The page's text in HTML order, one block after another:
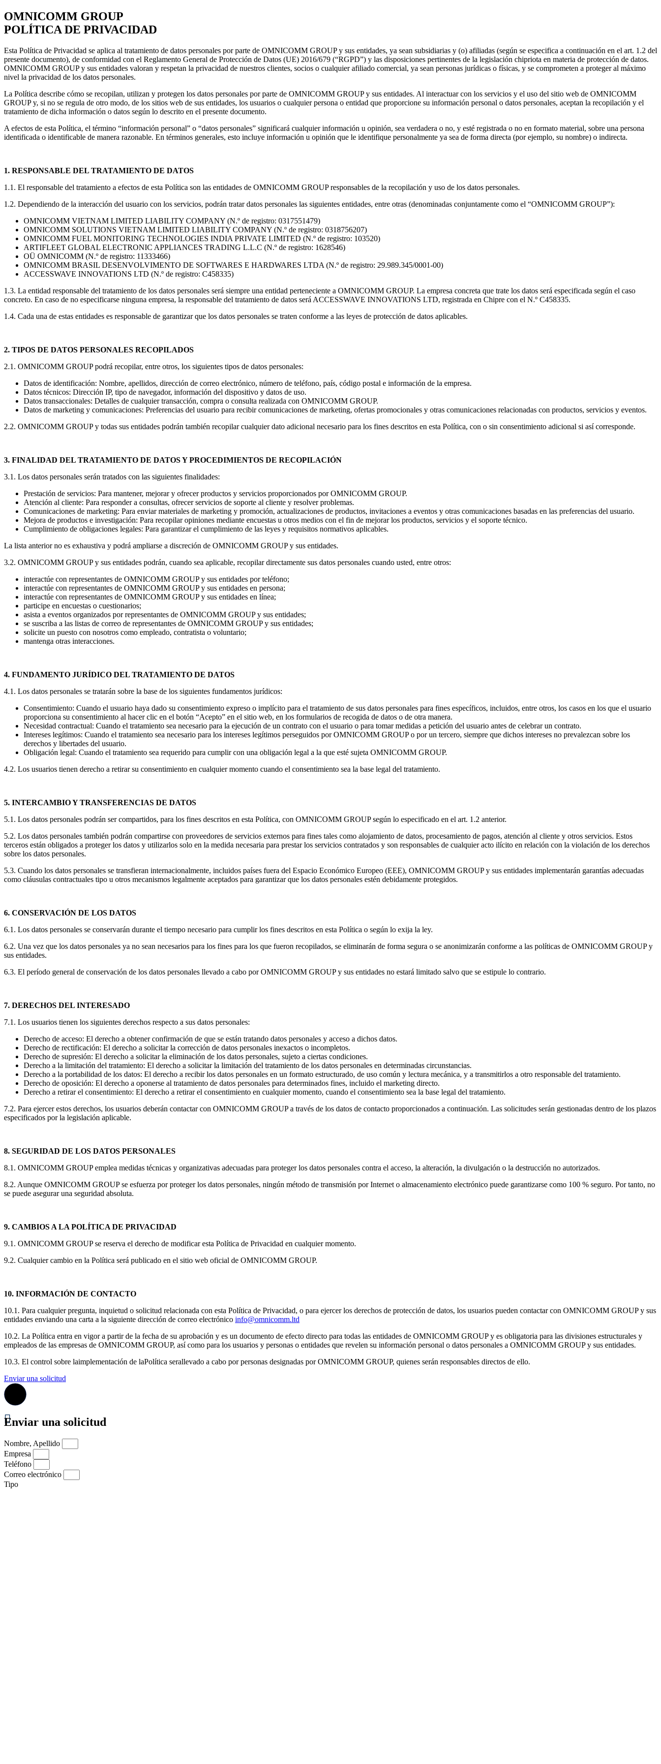
OMNICOMM GROUP
POLÍTICA DE PRIVACIDAD
Esta Política de Privacidad se aplica al tratamiento de datos personales por parte de OMNICOMM GROUP y sus entidades, ya sean subsidiarias y (o) afiliadas (según se especifica a continuación en el art. 1.2 del
presente documento), de conformidad con el Reglamento General de Protección de Datos (UE) 2016/679 (“RGPD”) y las disposiciones pertinentes de la legislación chipriota en materia de protección de datos.
OMNICOMM GROUP y sus entidades valoran y respetan la privacidad de nuestros clientes, socios o cualquier afiliado comercial, ya sean personas jurídicas o físicas, y se comprometen a proteger al máximo
nivel la privacidad de los datos personales.
La Política describe cómo se recopilan, utilizan y protegen los datos personales por parte de OMNICOMM GROUP y sus entidades. Al interactuar con los servicios y el uso del sitio web de OMNICOMM
GROUP y, si no se regula de otro modo, de los sitios web de sus entidades, los usuarios o cualquier persona o entidad que proporcione su información personal o datos personales, aceptan la recopilación y el
tratamiento de dicha información o datos según lo descrito en el presente documento.
A efectos de esta Política, el término “información personal” o “datos personales” significará cualquier información u opinión, sea verdadera o no, y esté registrada o no en formato material, sobre una persona
identificada o identificable de manera razonable. En términos generales, esto incluye información u opinión que le identifique personalmente ya sea de forma directa (por ejemplo, su nombre) o indirecta.
1. RESPONSABLE DEL TRATAMIENTO DE DATOS
1.1. El responsable del tratamiento a efectos de esta Política son las entidades de OMNICOMM GROUP responsables de la recopilación y uso de los datos personales.
1.2. Dependiendo de la interacción del usuario con los servicios, podrán tratar datos personales las siguientes entidades, entre otras (denominadas conjuntamente como el “OMNICOMM GROUP”):
OMNICOMM VIETNAM LIMITED LIABILITY COMPANY (N.º de registro: 0317551479)
OMNICOMM SOLUTIONS VIETNAM LIMITED LIABILITY COMPANY (N.º de registro: 0318756207)
OMNICOMM FUEL MONITORING TECHNOLOGIES INDIA PRIVATE LIMITED (N.º de registro: 103520)
ARTIFLEET GLOBAL ELECTRONIC APPLIANCES TRADING L.L.C (N.º de registro: 1628546)
OÜ OMNICOMM (N.º de registro: 11333466)
OMNICOMM BRASIL DESENVOLVIMENTO DE SOFTWARES E HARDWARES LTDA (N.º de registro: 29.989.345/0001-00)
ACCESSWAVE INNOVATIONS LTD (N.º de registro: C458335)
1.3. La entidad responsable del tratamiento de los datos personales será siempre una entidad perteneciente a OMNICOMM GROUP. La empresa concreta que trate los datos será especificada según el caso
concreto. En caso de no especificarse ninguna empresa, la responsable del tratamiento de datos será ACCESSWAVE INNOVATIONS LTD, registrada en Chipre con el N.º С458335.
1.4. Cada una de estas entidades es responsable de garantizar que los datos personales se traten conforme a las leyes de protección de datos aplicables.
2. TIPOS DE DATOS PERSONALES RECOPILADOS
2.1. OMNICOMM GROUP podrá recopilar, entre otros, los siguientes tipos de datos personales:
Datos de identificación: Nombre, apellidos, dirección de correo electrónico, número de teléfono, país, código postal e información de la empresa.
Datos técnicos: Dirección IP, tipo de navegador, información del dispositivo y datos de uso.
Datos transaccionales: Detalles de cualquier transacción, compra o consulta realizada con OMNICOMM GROUP.
Datos de marketing y comunicaciones: Preferencias del usuario para recibir comunicaciones de marketing, ofertas promocionales y otras comunicaciones relacionadas con productos, servicios y eventos.
2.2. OMNICOMM GROUP y todas sus entidades podrán también recopilar cualquier dato adicional necesario para los fines descritos en esta Política, con o sin consentimiento adicional si así corresponde.
3. FINALIDAD DEL TRATAMIENTO DE DATOS Y PROCEDIMIENTOS DE RECOPILACIÓN
3.1. Los datos personales serán tratados con las siguientes finalidades:
Prestación de servicios: Para mantener, mejorar y ofrecer productos y servicios proporcionados por OMNICOMM GROUP.
Atención al cliente: Para responder a consultas, ofrecer servicios de soporte al cliente y resolver problemas.
Comunicaciones de marketing: Para enviar materiales de marketing y promoción, actualizaciones de productos, invitaciones a eventos y otras comunicaciones basadas en las preferencias del usuario.
Mejora de productos e investigación: Para recopilar opiniones mediante encuestas u otros medios con el fin de mejorar los productos, servicios y el soporte técnico.
Cumplimiento de obligaciones legales: Para garantizar el cumplimiento de las leyes y requisitos normativos aplicables.
La lista anterior no es exhaustiva y podrá ampliarse a discreción de OMNICOMM GROUP y sus entidades.
3.2. OMNICOMM GROUP y sus entidades podrán, cuando sea aplicable, recopilar directamente sus datos personales cuando usted, entre otros:
interactúe con representantes de OMNICOMM GROUP y sus entidades por teléfono;
interactúe con representantes de OMNICOMM GROUP y sus entidades en persona;
interactúe con representantes de OMNICOMM GROUP y sus entidades en línea;
participe en encuestas o cuestionarios;
asista a eventos organizados por representantes de OMNICOMM GROUP y sus entidades;
se suscriba a las listas de correo de representantes de OMNICOMM GROUP y sus entidades;
solicite un puesto con nosotros como empleado, contratista o voluntario;
mantenga otras interacciones.
4. FUNDAMENTO JURÍDICO DEL TRATAMIENTO DE DATOS
4.1. Los datos personales se tratarán sobre la base de los siguientes fundamentos jurídicos:
Consentimiento: Cuando el usuario haya dado su consentimiento expreso o implícito para el tratamiento de sus datos personales para fines específicos, incluidos, entre otros, los casos en los que el usuario
proporciona su consentimiento al hacer clic en el botón “Acepto” en el sitio web, en los formularios de recogida de datos o de otra manera.
Necesidad contractual: Cuando el tratamiento sea necesario para la ejecución de un contrato con el usuario o para tomar medidas a petición del usuario antes de celebrar un contrato.
Intereses legítimos: Cuando el tratamiento sea necesario para los intereses legítimos perseguidos por OMNICOMM GROUP o por un tercero, siempre que dichos intereses no prevalezcan sobre los
derechos y libertades del usuario.
Obligación legal: Cuando el tratamiento sea requerido para cumplir con una obligación legal a la que esté sujeta OMNICOMM GROUP.
4.2. Los usuarios tienen derecho a retirar su consentimiento en cualquier momento cuando el consentimiento sea la base legal del tratamiento.
5. INTERCAMBIO Y TRANSFERENCIAS DE DATOS
5.1. Los datos personales podrán ser compartidos, para los fines descritos en esta Política, con OMNICOMM GROUP según lo especificado en el art. 1.2 anterior.
5.2. Los datos personales también podrán compartirse con proveedores de servicios externos para fines tales como alojamiento de datos, procesamiento de pagos, atención al cliente y otros servicios. Estos
terceros están obligados a proteger los datos y utilizarlos solo en la medida necesaria para prestar los servicios contratados y son responsables de cualquier acto ilícito en relación con la violación de los derechos
sobre los datos personales.
5.3. Cuando los datos personales se transfieran internacionalmente, incluidos países fuera del Espacio Económico Europeo (EEE), OMNICOMM GROUP y sus entidades implementarán garantías adecuadas
como cláusulas contractuales tipo u otros mecanismos legalmente aceptados para garantizar que los datos personales estén debidamente protegidos.
6. CONSERVACIÓN DE LOS DATOS
6.1. Los datos personales se conservarán durante el tiempo necesario para cumplir los fines descritos en esta Política o según lo exija la ley.
6.2. Una vez que los datos personales ya no sean necesarios para los fines para los que fueron recopilados, se eliminarán de forma segura o se anonimizarán conforme a las políticas de OMNICOMM GROUP y
sus entidades.
6.3. El período general de conservación de los datos personales llevado a cabo por OMNICOMM GROUP y sus entidades no estará limitado salvo que se estipule lo contrario.
7. DERECHOS DEL INTERESADO
7.1. Los usuarios tienen los siguientes derechos respecto a sus datos personales:
Derecho de acceso: El derecho a obtener confirmación de que se están tratando datos personales y acceso a dichos datos.
Derecho de rectificación: El derecho a solicitar la corrección de datos personales inexactos o incompletos.
Derecho de supresión: El derecho a solicitar la eliminación de los datos personales, sujeto a ciertas condiciones.
Derecho a la limitación del tratamiento: El derecho a solicitar la limitación del tratamiento de los datos personales en determinadas circunstancias.
Derecho a la portabilidad de los datos: El derecho a recibir los datos personales en un formato estructurado, de uso común y lectura mecánica, y a transmitirlos a otro responsable del tratamiento.
Derecho de oposición: El derecho a oponerse al tratamiento de datos personales para determinados fines, incluido el marketing directo.
Derecho a retirar el consentimiento: El derecho a retirar el consentimiento en cualquier momento, cuando el consentimiento sea la base legal del tratamiento.
7.2. Para ejercer estos derechos, los usuarios deberán contactar con OMNICOMM GROUP a través de los datos de contacto proporcionados a continuación. Las solicitudes serán gestionadas dentro de los plazos
especificados por la legislación aplicable.
8. SEGURIDAD DE LOS DATOS PERSONALES
8.1. OMNICOMM GROUP emplea medidas técnicas y organizativas adecuadas para proteger los datos personales contra el acceso, la alteración, la divulgación o la destrucción no autorizados.
8.2. Aunque OMNICOMM GROUP se esfuerza por proteger los datos personales, ningún método de transmisión por Internet o almacenamiento electrónico puede garantizarse como 100 % seguro. Por tanto, no
se puede asegurar una seguridad absoluta.
9. CAMBIOS A LA POLÍTICA DE PRIVACIDAD
9.1. OMNICOMM GROUP se reserva el derecho de modificar esta Política de Privacidad en cualquier momento.
9.2. Cualquier cambio en la Política será publicado en el sitio web oficial de OMNICOMM GROUP.
10. INFORMACIÓN DE CONTACTO
10.1. Para cualquier pregunta, inquietud o solicitud relacionada con esta Política de Privacidad, o para ejercer los derechos de protección de datos, los usuarios pueden contactar con OMNICOMM GROUP y sus
entidades enviando una carta a la siguiente dirección de correo electrónico info@omnicomm.ltd
10.2. La Política entra en vigor a partir de la fecha de su aprobación y es un documento de efecto directo para todas las entidades de OMNICOMM GROUP y es obligatoria para las divisiones estructurales y
empleados de las empresas de OMNICOMM GROUP, así como para los usuarios y personas o entidades que revelen su información personal o datos personales a OMNICOMM GROUP y sus entidades.
10.3. El control sobre laimplementación de laPolítica serallevado a cabo por personas designadas por OMNICOMM GROUP, quienes serán responsables directos de ello.
Enviar una solicitud
Enviar una solicitud
Nombre, Apellido
Empresa
Teléfono
Correo electrónico
Tipo